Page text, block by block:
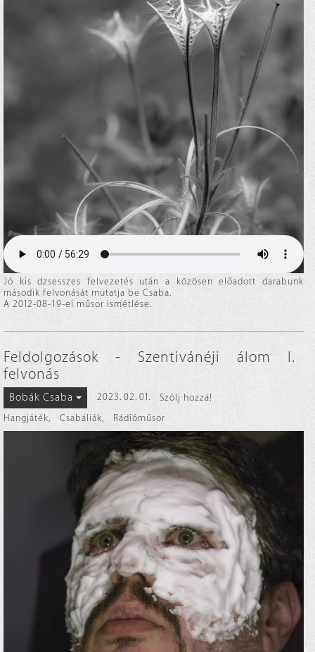
Jó kis dzsesszes felvezetés után a közösen előadott darabunk
második felvonását mutatja be Csaba.
A 2012-08-19-ei műsor ismétlése.
Feldolgozások - Szentivánéji álom I.
felvonás
Bobák Csaba 2023. 02. 01.
Szólj hozzá!
Hangjáték, Csabáliák, Rádióműsor